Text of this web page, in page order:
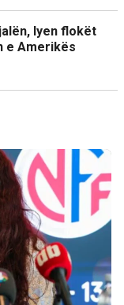
lyen flokët
e Amerikës